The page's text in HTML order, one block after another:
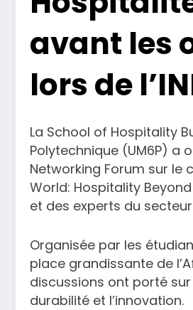
avant les
lors de
La School of Hospitality
Polytechnique (UM6P) a
Networking Forum sur le
World: Hospitality
et des experts du
Organisée par les
place grandissante de
discussions ont porté
durabilité et l’innovation.